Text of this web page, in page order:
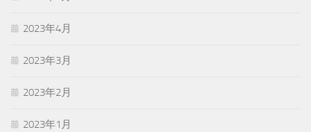
2023年4月
2023年3月
2023年2月
2023年1月